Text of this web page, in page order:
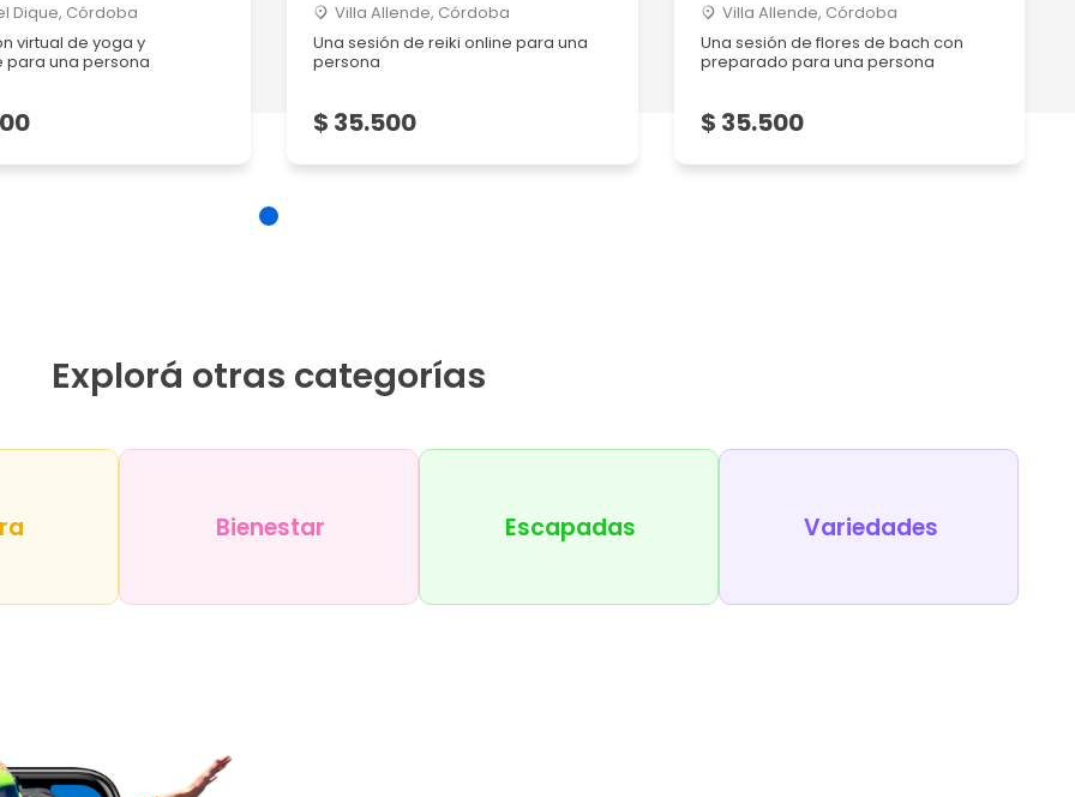
Dique, Córdoba
virtual de yoga y
para una persona
Villa Allende, Córdoba
Una sesión de reiki online para una
persona
$ 35.500
Villa Allende, Córdoba
Una sesión de flores de bach con
preparado para una persona
$ 35.500
Explorá otras categorías
Bienestar Escapadas Variedades